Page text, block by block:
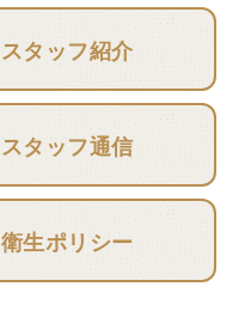
スタッフ紹介
スタッフ通信
衛生ポリシー